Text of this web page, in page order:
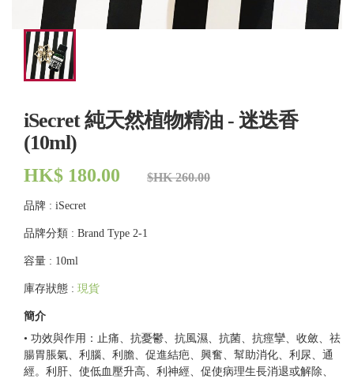
iSecret 純天然植物精油 - 迷迭香
(10ml)
HK$ 180.00 $HK 260.00
品牌 : iSecret
品牌分類 : Brand Type 2-1
容量 : 10ml
庫存狀態 : 現貨
簡介
• 功效與作用：止痛、抗憂鬱、抗風濕、抗菌、抗痙攣、收斂、祛
腸胃脹氣、利腦、利膽、促進結疤、興奮、幫助消化、利尿、通
經。利肝、使低血壓升高、利神經、促使病理生長消退或解除、